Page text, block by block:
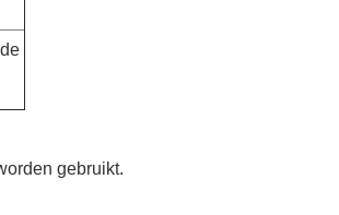
gebruikt.